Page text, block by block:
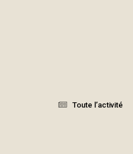
Toute l’activité